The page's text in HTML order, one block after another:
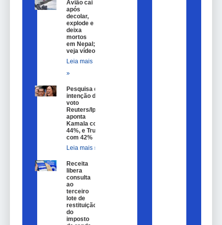
Avião cai
após
decolar,
explode e
deixa
mortos
em Nepal;
veja vídeo
Leia mais
»
Pesquisa de
intenção de
voto
Reuters/Ipsos
aponta
Kamala com
44%, e Trump
com 42%
Leia mais »
Receita
libera
consulta
ao
terceiro
lote de
restituição
do
imposto